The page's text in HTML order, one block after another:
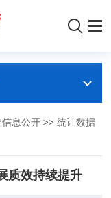
信息公开 >>统计数据
质效持续提升